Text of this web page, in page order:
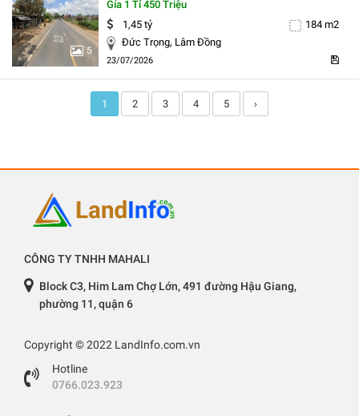
5
Gía 1 Tỉ 450 Triệu
1,45 tỷ
184 m2
Đức Trọng, Lâm Đồng
23/07/2026
1 2 3 4 5 ›
CÔNG TY TNHH MAHALI
Block C3, Him Lam Chợ Lớn, 491 đường Hậu Giang,
phường 11, quận 6
Copyright © 2022 LandInfo.com.vn
Hotline
0766.023.923